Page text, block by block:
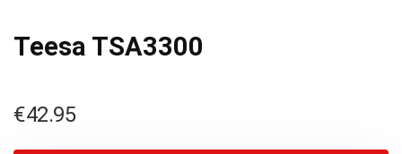
Teesa TSA3300
€42.95